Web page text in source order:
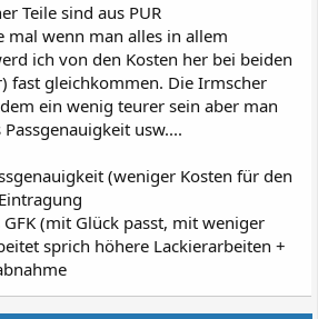
Teile sind aus PUR
mal wenn man alles in allem
ich von den Kosten her bei beiden
fast gleichkommen. Die Irmscher
ein wenig teurer sein aber man
usw....
(weniger Kosten für den
(mit Glück passt, mit weniger
sprich höhere Lackierarbeiten +